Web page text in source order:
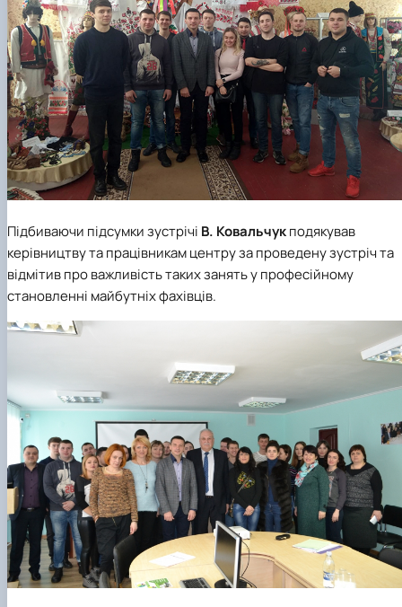
Підбиваючи підсумки зустрічі В. Ковальчукподякував
керівництву та працівникам центру за проведену зустріч та
відмітив про важливість таких занять у професійному
становленні майбутніх фахівців.